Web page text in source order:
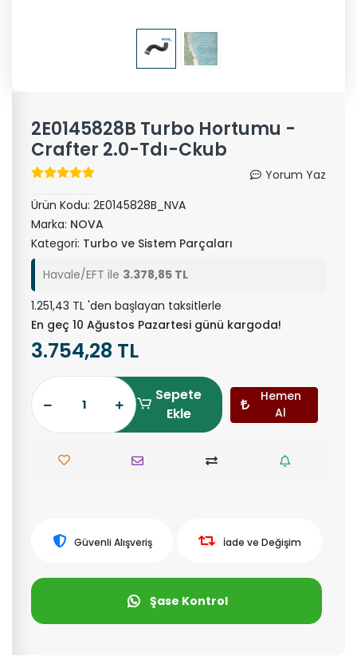
2E0145828B Turbo Hortumu -
Crafter 2.0-Tdı-Ckub
Yorum Yaz
Ürün Kodu: 2E0145828B_NVA
Marka: NOVA
Kategori: Turbo ve Sistem Parçaları
Havale/EFT ile 3.378,85 TL
1.251,43 TL 'den başlayan taksitlerle
En geç 10 Ağustos Pazartesi günü kargoda!
3.754,28 TL
Sepete
Ekle
Hemen
Al
Güvenli Alışveriş İade ve Değişim
Şase Kontrol